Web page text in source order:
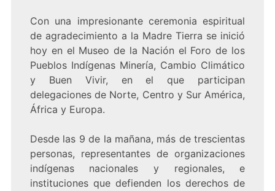
Con una impresionante ceremonia espiritual
de agradecimiento a la Madre Tierra se inició
hoy en el Museo de la Nación el Foro de los
Pueblos Indígenas Minería, Cambio Climático
y Buen Vivir, en el que participan
delegaciones de Norte, Centro y Sur América,
África y Europa.
Desde las 9 de la mañana, más de trescientas
personas, representantes de organizaciones
indígenas nacionales y regionales, e
instituciones que defienden los derechos de